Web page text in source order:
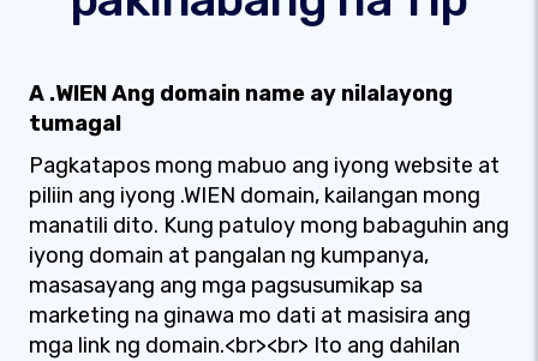
A .WIEN Ang domain name ay nilalayong
tumagal
Pagkatapos mong mabuo ang iyong website at
piliin ang iyong .WIEN domain, kailangan mong
manatili dito. Kung patuloy mong babaguhin ang
iyong domain at pangalan ng kumpanya,
masasayang ang mga pagsusumikap sa
marketing na ginawa mo dati at masisira ang
mga link ng domain.<br><br> Ito ang dahilan